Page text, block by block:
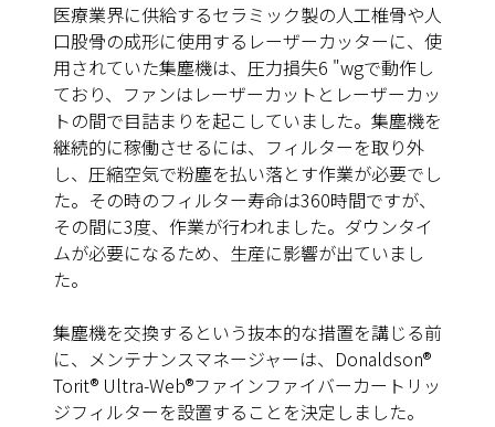
医療業界に供給するセラミック製の人工椎骨や人
口股骨の成形に使用するレーザーカッターに、使
用されていた集塵機は、圧力損失6 "wgで動作し
ており、ファンはレーザーカットとレーザーカッ
トの間で目詰まりを起こしていました。集塵機を
継続的に稼働させるには、フィルターを取り外
し、圧縮空気で粉塵を払い落とす作業が必要でし
た。その時のフィルター寿命は360時間ですが、
その間に3度、作業が行われました。ダウンタイ
ムが必要になるため、生産に影響が出ていまし
た。
集塵機を交換するという抜本的な措置を講じる前
に、メンテナンスマネージャーは、Donaldson®
Torit® Ultra-Web®ファインファイバーカートリッ
ジフィルターを設置することを決定しました。